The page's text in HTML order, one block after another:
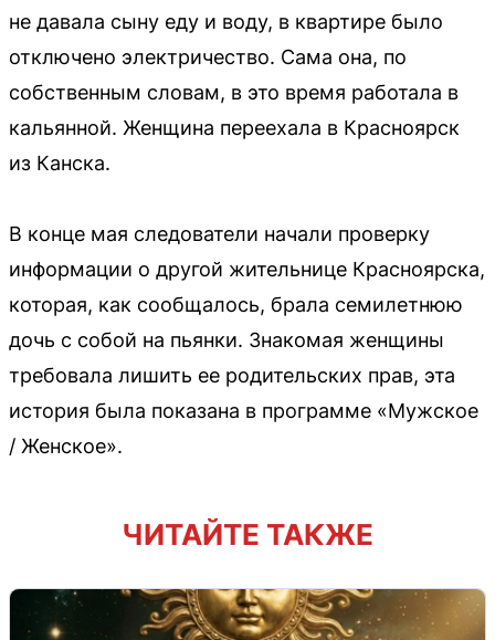
не давала сыну еду и воду, в квартире было
отключено электричество. Сама она, по
собственным словам, в это время работала в
кальянной. Женщина переехала в Красноярск
из Канска.
В конце мая следователи начали проверку
информации о другой жительнице Красноярска,
которая, как сообщалось, брала семилетнюю
дочь с собой на пьянки. Знакомая женщины
требовала лишить ее родительских прав, эта
история была показана в программе «Мужское
/ Женское».
ЧИТАЙТЕ ТАКЖЕ